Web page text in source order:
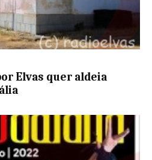
Elvas quer aldeia